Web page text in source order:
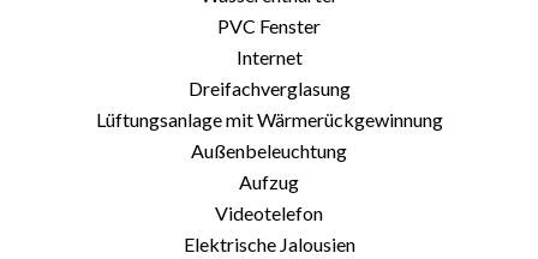
PVC Fenster
Internet
Dreifachverglasung
Lüftungsanlage mit Wärmerückgewinnung
Außenbeleuchtung
Aufzug
Videotelefon
Elektrische Jalousien